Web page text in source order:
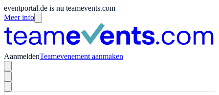
eventportal.de is nu teamevents.com
Meer info
AanmeldenTeamevenement aanmaken